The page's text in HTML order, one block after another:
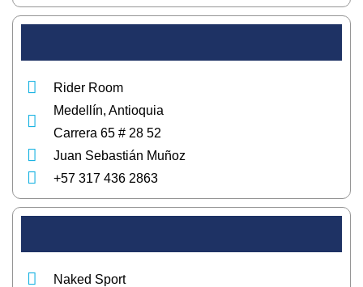
Rider Room
Medellín, Antioquia
Carrera 65 # 28 52
Juan Sebastián Muñoz
+57 317 436 2863
Naked Sport